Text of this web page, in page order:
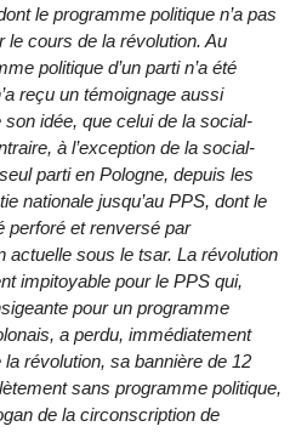
le programme politique n’a pas
le cours de la révolution. Au
politique d’un parti n’a été
reçu un témoignage aussi
idée, que celui de la social-
à l’exception de la social-
parti en Pologne, depuis les
nationale jusqu’au PPS, dont le
perforé et renversé par
actuelle sous le tsar. La révolution
impitoyable pour le PPS qui,
pour un programme
a perdu, immédiatement
révolution, sa bannière de 12
sans programme politique,
de la circonscription de